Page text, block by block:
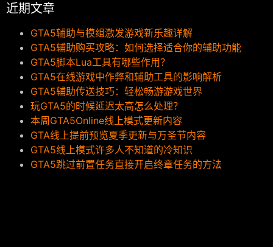
近期文章
GTA5辅助与模组激发游戏新乐趣详解
GTA5辅助购买攻略：如何选择适合你的辅助功能
GTA5脚本Lua工具有哪些作用？
GTA5在线游戏中作弊和辅助工具的影响解析
GTA5辅助传送技巧：轻松畅游游戏世界
玩GTA5的时候延迟太高怎么处理？
本周GTA5Online线上模式更新内容
GTA线上提前预览夏季更新与万圣节内容
GTA5线上模式许多人不知道的冷知识
GTA5跳过前置任务直接开启终章任务的方法